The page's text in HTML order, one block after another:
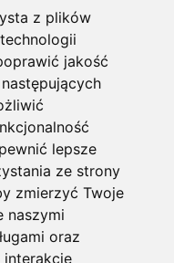
z plików
jakość
lepsze
ze strony
zmierzyć Twoje
naszymi
oraz
interakcje
ponadto
informacje
przyczyny i